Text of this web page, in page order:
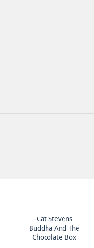
Cat Stevens
Buddha And The
Chocolate Box